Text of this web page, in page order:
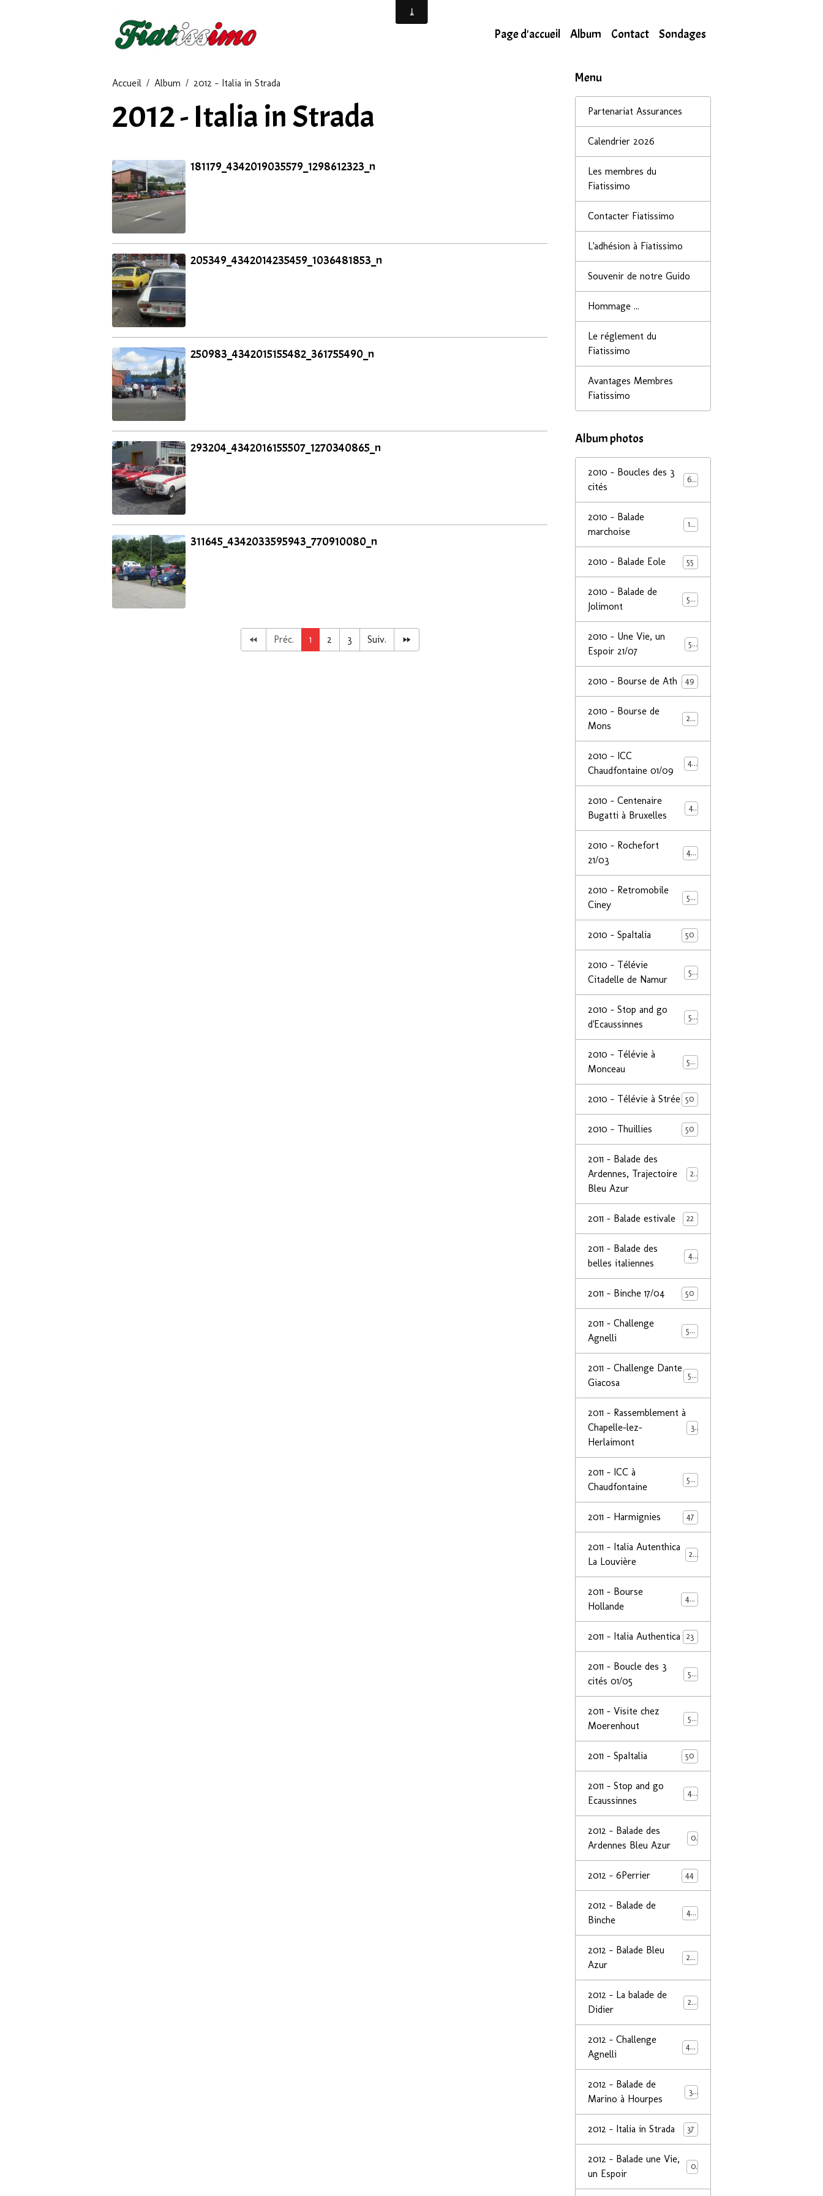
Page d'accueil Album Contact Sondages
Accueil Album 2012 - Italia in Strada
2012 - Italia in Strada
181179_4342019035579_1298612323_n
205349_4342014235459_1036481853_n
250983_4342015155482_361755490_n
293204_4342016155507_1270340865_n
311645_4342033595943_770910080_n
Préc. 1 2 3 Suiv.
Menu
Partenariat Assurances
Calendrier 2026
Les membres du
Fiatissimo
Contacter Fiatissimo
L'adhésion à Fiatissimo
Souvenir de notre Guido
Hommage ...
Le réglement du
Fiatissimo
Avantages Membres
Fiatissimo
Album photos
2010 - Boucles des 3
cités
68
2010 - Balade
marchoise
14
2010 - Balade Eole 55
2010 - Balade de
Jolimont
50
2010 - Une Vie, un
Espoir 21/07
53
2010 - Bourse de Ath 49
2010 - Bourse de
Mons
29
2010 - ICC
Chaudfontaine 01/09
44
2010 - Centenaire
Bugatti à Bruxelles
44
2010 - Rochefort
21/03
47
2010 - Retromobile
Ciney
50
2010 - SpaItalia 50
2010 - Télévie
Citadelle de Namur
50
2010 - Stop and go
d'Ecaussinnes
50
2010 - Télévie à
Monceau
50
2010 - Télévie à Strée 50
2010 - Thuillies 50
2011 - Balade des
Ardennes, Trajectoire
Bleu Azur
24
2011 - Balade estivale 22
2011 - Balade des
belles italiennes
49
2011 - Binche 17/04 50
2011 - Challenge
Agnelli
50
2011 - Challenge Dante
Giacosa
50
2011 - Rassemblement à
Chapelle-lez-
Herlaimont
32
2011 - ICC à
Chaudfontaine
50
2011 - Harmignies 47
2011 - Italia Autenthica
La Louvière
23
2011 - Bourse
Hollande
40
2011 - Italia Authentica 23
2011 - Boucle des 3
cités 01/05
50
2011 - Visite chez
Moerenhout
50
2011 - SpaItalia 50
2011 - Stop and go
Ecaussinnes
44
2012 - Balade des
Ardennes Bleu Azur
0
2012 - 6Perrier 44
2012 - Balade de
Binche
48
2012 - Balade Bleu
Azur
26
2012 - La balade de
Didier
25
2012 - Challenge
Agnelli
44
2012 - Balade de
Marino à Hourpes
39
2012 - Italia in Strada 37
2012 - Balade une Vie,
un Espoir
0